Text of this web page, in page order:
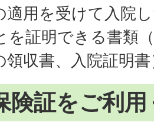
適用を受けて入院
を証明できる書類
領収書、入院証明
険証をご利